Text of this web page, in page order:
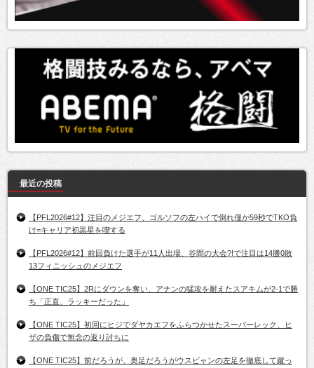
最近の投稿
【PFL2026#12】注目のメジエフ、ゴルソフの左ハイで倒れ僅か59秒でTKO負
け=キャリア初黒星を喫する
【PFL2026#12】前回負けた選手が11人出場、谷間の大会?!で注目は14勝0敗
13フィニッシュのメジエフ
【ONE TIC25】2Rにダウンを奪い、アナンの猛攻を耐えたスアキムが2-1で勝
ち「正直、ラッキーだった」
【ONE TIC25】初回にヒジでダヤカエフをふらつかせたスーパーレック、ヒ
ザの負傷で無念の返り討ちに
【ONE TIC25】前だろうが、奥足だろうがウスビャンの左足を徹底して蹴っ